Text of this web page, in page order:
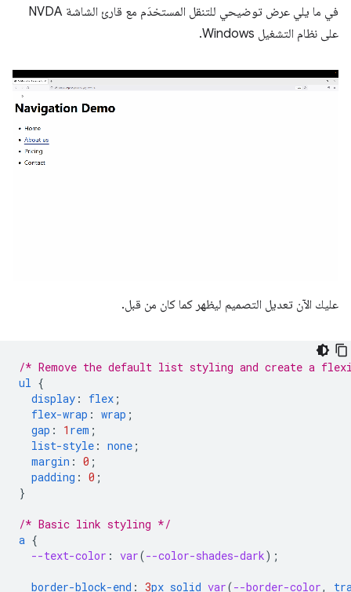
في ما يلي عرض توضيحي للتنقل المستخدَم مع قارئ الشاشة NVDA
على نظام التشغيل Windows.
عليك الآن تعديل التصميم ليظهر كما كان من قبل.
/* Remove the default list styling and create a
ul {
display : flex ;
flex-wrap : wrap ;
gap : 1 rem ;
list-style : none ;
margin : 0 ;
padding : 0 ;
}
/* Basic link styling */
a {
--text-color : var(--color-shades-dark);
border-block-end : 3px solid var(--border-color,